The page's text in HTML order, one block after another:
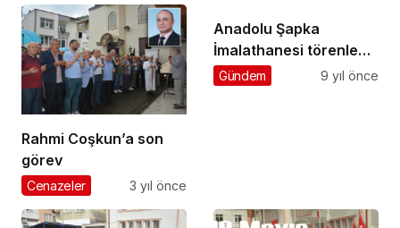
Rahmi Coşkun’a son
görev
Cenazeler 3 yıl önce
Anadolu Şapka
İmalathanesi törenle
hizmete açıldı
Gündem 9 yıl önce